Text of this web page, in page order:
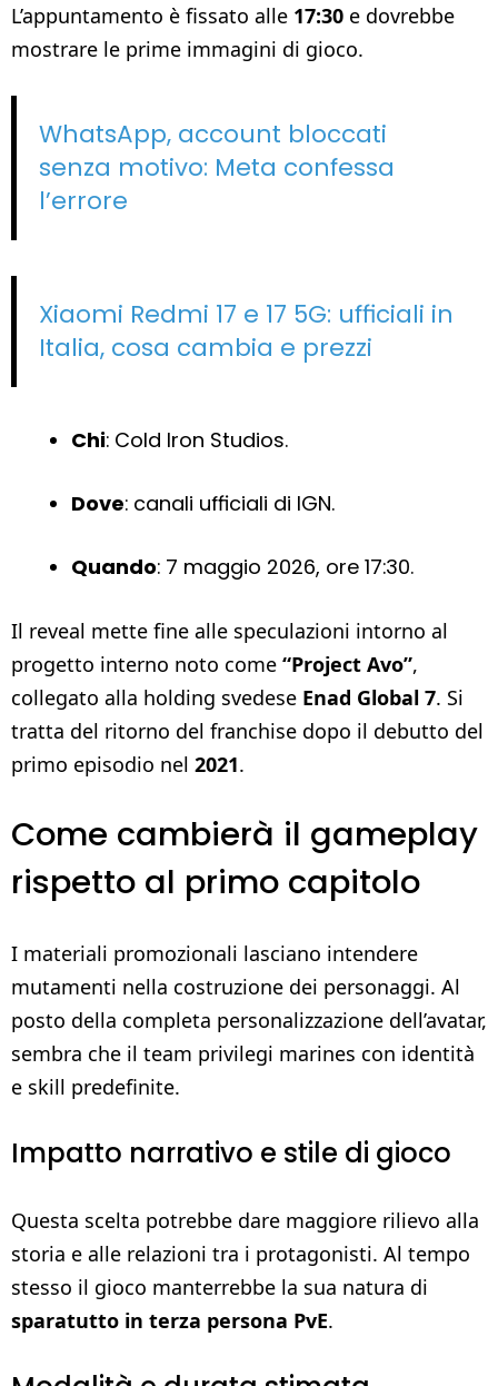
L’appuntamento è fissato alle 17:30 e dovrebbe
mostrare le prime immagini di gioco.
WhatsApp, account bloccati
senza motivo: Meta confessa
l’errore
Xiaomi Redmi 17 e 17 5G: ufficiali in
Italia, cosa cambia e prezzi
Chi: Cold Iron Studios.
Dove: canali ufficiali di IGN.
Quando: 7 maggio 2026, ore 17:30.
Il reveal mette fine alle speculazioni intorno al
progetto interno noto come “Project Avo”,
collegato alla holding svedese Enad Global 7. Si
tratta del ritorno del franchise dopo il debutto del
primo episodio nel 2021.
Come cambierà il gameplay
rispetto al primo capitolo
I materiali promozionali lasciano intendere
mutamenti nella costruzione dei personaggi. Al
posto della completa personalizzazione dell’avatar,
sembra che il team privilegi marines con identità
e skill predefinite.
Impatto narrativo e stile di gioco
Questa scelta potrebbe dare maggiore rilievo alla
storia e alle relazioni tra i protagonisti. Al tempo
stesso il gioco manterrebbe la sua natura di
sparatutto in terza persona PvE.